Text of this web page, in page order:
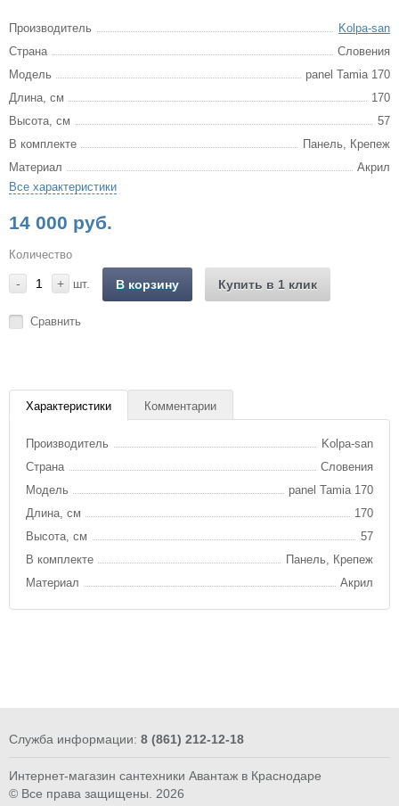
Производитель
Kolpa-san
Страна
Словения
Модель
panel Tamia 170
Длина, см
170
Высота, см
57
В комплекте
Панель, Крепеж
Материал
Акрил
Все характеристики
14 000 руб.
Количество
- + шт. В корзину Купить в 1 клик
Сравнить
Характеристики Комментарии
Производитель
Kolpa-san
Страна
Словения
Модель
panel Tamia 170
Длина, см
170
Высота, см
57
В комплекте
Панель, Крепеж
Материал
Акрил
Служба информации: 8 (861) 212-12-18
Интернет-магазин сантехники Авантаж в Краснодаре
© Все права защищены. 2026